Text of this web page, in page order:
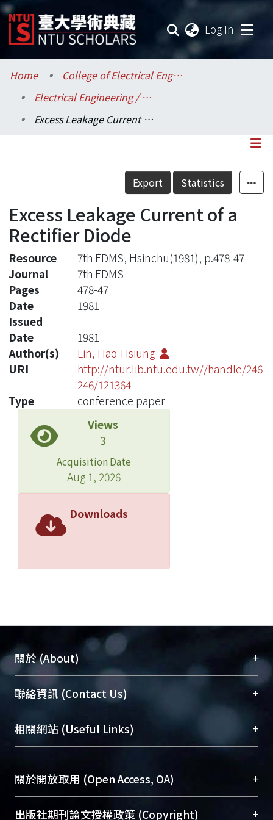
Log In
Communities & Collections
Research Outputs
Statistics
Home
College of Electrical Engineering and Computer Science / 電機資訊學院
Electrical Engineering / 電機工程學系
Excess Leakage Current of a Rectifier Diode
Details
Export Statistics
Excess Leakage Current of a
Rectifier Diode
Resource
7th EDMS, Hsinchu(1981), p.478-47
Journal
7th EDMS
Pages
478-47
Date
Issued
1981
Date
1981
Author(s)
Lin, Hao-Hsiung
URI
http://ntur.lib.ntu.edu.tw//handle/246
246/121364
Type
conference paper
Views
3
Acquisition Date
Aug 1, 2026
Downloads
關於 (About) +
臺大位居世界頂尖大學之列，為永久珍藏及向國際
展現本校豐碩的研究成果及學術能量，圖書館整合
機構典藏（NTUR）與學術庫（AH）不同功能平
台，成為臺大學術典藏NTU scholars。期能整合研
究能量、促進交流合作、保存學術產出、推廣研究
成果。
To permanently archive and promote researcher
profiles and scholarly works, Library integrates the
聯絡資訊 (Contact Us) +
總館學科館員(Main Library)
醫學圖書館學科館員(Medical Library)
Sciences Library)
相關網站 (Useful Links) +
關於開放取用 (Open Access, OA) +
開放取用是從使用者角度提升資訊取用性的社會運
出版社期刊論文授權政策 (Copyright) +